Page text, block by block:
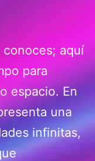
conoces; aquí
para
espacio. En
una
infinitas,